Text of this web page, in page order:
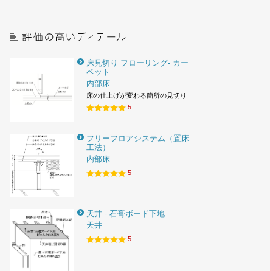
床見切り フローリング- カー
ペット
内部床
床の仕上げが変わる箇所の見切り
5
フリーフロアシステム（置床
工法）
内部床
5
天井 - 石膏ボード下地
天井
5